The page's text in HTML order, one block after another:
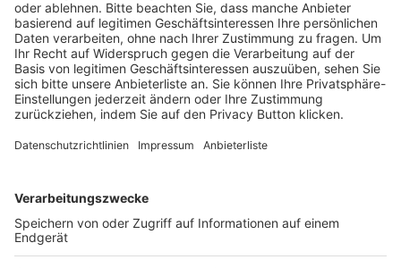
BFV-Geschäftsstellen
Trainerbörse
Login SpielPlus
FOLGE DEM BFV
TOP-VEREINE